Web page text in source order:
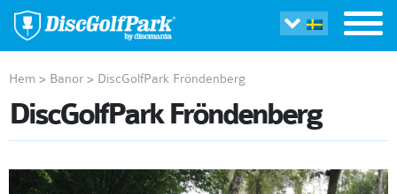
Hem > Banor > DiscGolfPark Fröndenberg
DiscGolfPark Fröndenberg